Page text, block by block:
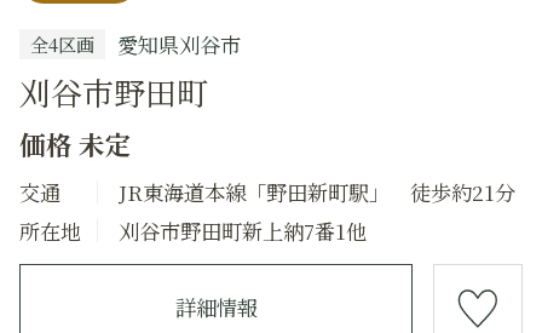
全4区画 愛知県刈谷市
刈谷市野田町
価格 未定
交通
JR東海道本線「野田新町駅」 徒歩約21分
所在地
刈谷市野田町新上納7番1他
詳細情報